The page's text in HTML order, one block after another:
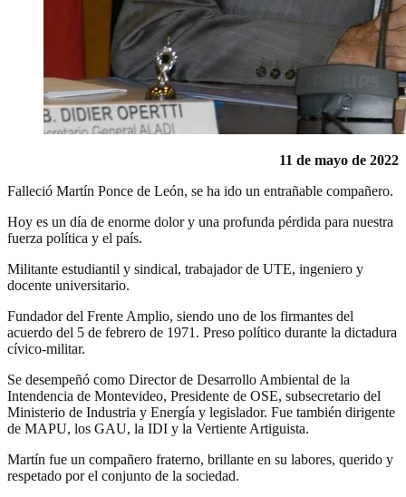
11 de mayo de 2022
Falleció Martín Ponce de León, se ha ido un entrañable compañero.
Hoy es un día de enorme dolor y una profunda pérdida para nuestra
fuerza política y el país.
Militante estudiantil y sindical, trabajador de UTE, ingeniero y
docente universitario.
Fundador del Frente Amplio, siendo uno de los firmantes del
acuerdo del 5 de febrero de 1971. Preso político durante la dictadura
cívico-militar.
Se desempeñó como Director de Desarrollo Ambiental de la
Intendencia de Montevideo, Presidente de OSE, subsecretario del
Ministerio de Industria y Energía y legislador. Fue también dirigente
de MAPU, los GAU, la IDI y la Vertiente Artiguista.
Martín fue un compañero fraterno, brillante en su labores, querido y
respetado por el conjunto de la sociedad.